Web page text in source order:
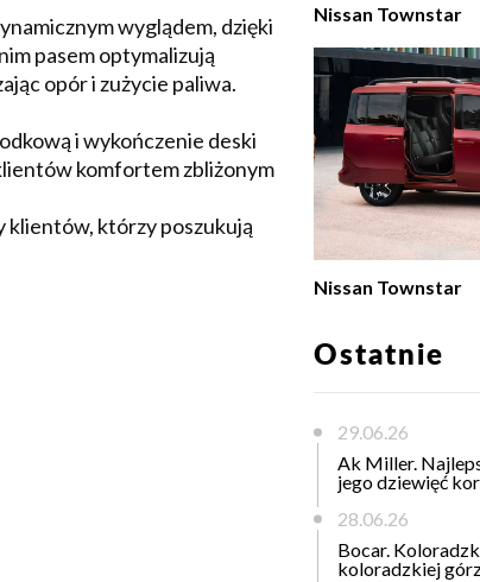
wyglądem, dzięki
pasem optymalizują
opór i zużycie paliwa.
i wykończenie deski
komfortem zbliżonym
klientów, którzy poszukują
Nissan Townstar
Nissan Townstar
Ostatnie
29.06.26
Ak Miller.
jego dziewięć
28.06.26
Bocar.
koloradzkiej